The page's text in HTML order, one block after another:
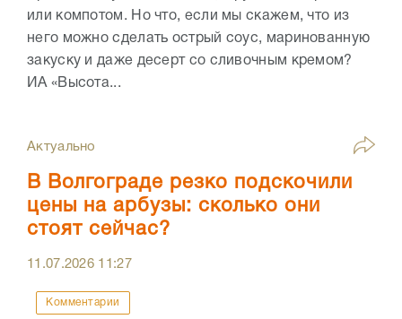
или компотом. Но что, если мы скажем, что из
него можно сделать острый соус, маринованную
закуску и даже десерт со сливочным кремом?
ИА «Высота...
Актуально
В Волгограде резко подскочили
цены на арбузы: сколько они
стоят сейчас?
11.07.2026 11:27
Комментарии